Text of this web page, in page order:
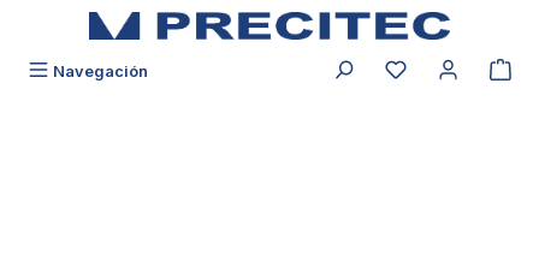
Navegación Tiene 0